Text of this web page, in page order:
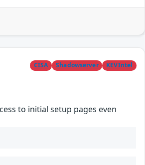
CISA Shadowserver KEVIntel
to initial setup pages even